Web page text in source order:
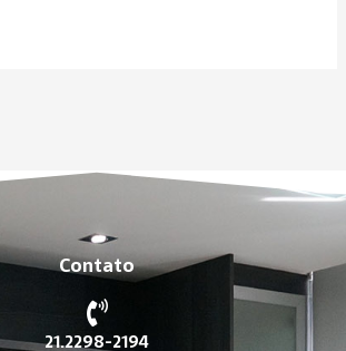
Contato
21.2298-2194